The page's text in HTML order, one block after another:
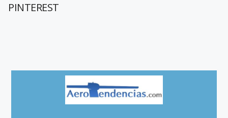
PINTEREST